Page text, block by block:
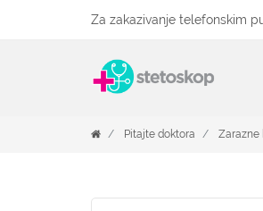
Za zakazivanje telefonskim
Pitajte doktora Zarazne